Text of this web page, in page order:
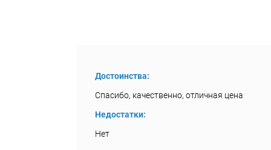
Достоинства:
Спасибо, качественно, отличная цена
Недостатки:
Нет